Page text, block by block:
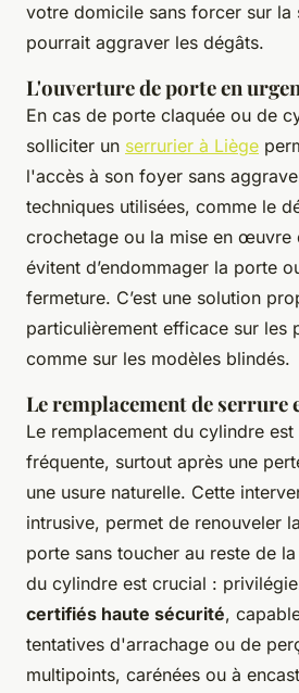
votre domicile sans forcer sur la
pourrait aggraver les dégâts.
L'ouverture de porte en
En cas de porte claquée ou de
solliciter un serrurier à Liège
l'accès à son foyer sans
techniques utilisées, comme le
crochetage ou la mise en œuvre
évitent d’endommager la porte
fermeture. C’est une solution
particulièrement efficace sur les
comme sur les modèles blindés.
Le remplacement de serrure
Le remplacement du cylindre
fréquente, surtout après une
une usure naturelle. Cette
intrusive, permet de renouveler
porte sans toucher au reste de
du cylindre est crucial :
certifiés haute sécurité,
tentatives d'arrachage ou de
multipoints, carénées ou à